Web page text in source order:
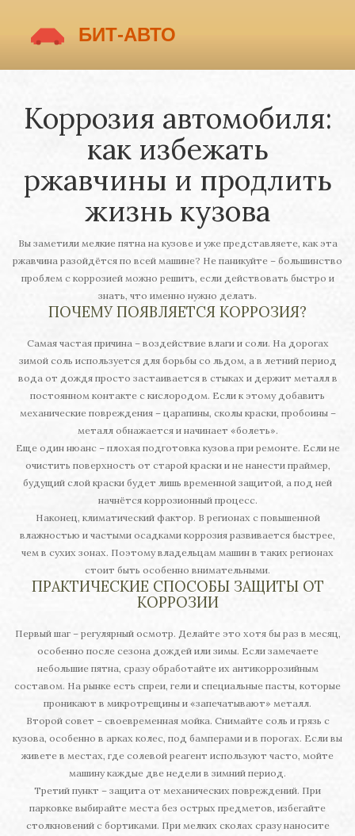
Коррозия автомобиля:
как избежать
ржавчины и продлить
жизнь кузова
Вы заметили мелкие пятна на кузове и уже представляете, как эта
ржавчина разойдётся по всей машине? Не паникуйте – большинство
проблем с коррозией можно решить, если действовать быстро и
знать, что именно нужно делать.
ПОЧЕМУ ПОЯВЛЯЕТСЯ КОРРОЗИЯ?
Самая частая причина – воздействие влаги и соли. На дорогах
зимой соль используется для борьбы со льдом, а в летний период
вода от дождя просто застаивается в стыках и держит металл в
постоянном контакте с кислородом. Если к этому добавить
механические повреждения – царапины, сколы краски, пробоины –
металл обнажается и начинает «болеть».
Еще один нюанс – плохая подготовка кузова при ремонте. Если не
очистить поверхность от старой краски и не нанести праймер,
будущий слой краски будет лишь временной защитой, а под ней
начнётся коррозионный процесс.
Наконец, климатический фактор. В регионах с повышенной
влажностью и частыми осадками коррозия развивается быстрее,
чем в сухих зонах. Поэтому владельцам машин в таких регионах
стоит быть особенно внимательными.
ПРАКТИЧЕСКИЕ СПОСОБЫ ЗАЩИТЫ ОТ
КОРРОЗИИ
Первый шаг – регулярный осмотр. Делайте это хотя бы раз в месяц,
особенно после сезона дождей или зимы. Если замечаете
небольшие пятна, сразу обработайте их антикоррозийным
составом. На рынке есть спреи, гели и специальные пасты, которые
проникают в микротрещины и «запечатывают» металл.
Второй совет – своевременная мойка. Снимайте соль и грязь с
кузова, особенно в арках колес, под бамперами и в порогах. Если вы
живете в местах, где солевой реагент используют часто, мойте
машину каждые две недели в зимний период.
Третий пункт – защита от механических повреждений. При
парковке выбирайте места без острых предметов, избегайте
столкновений с бортиками. При мелких сколах сразу наносите